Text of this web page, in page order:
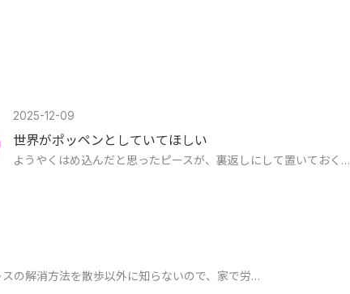
2025-12-09
世界がポッペンとしていてほしい
ようやくはめ込んだと思ったピースが、裏返しにして置いておく…
の解消方法を散歩以外に知らないので、家で労…